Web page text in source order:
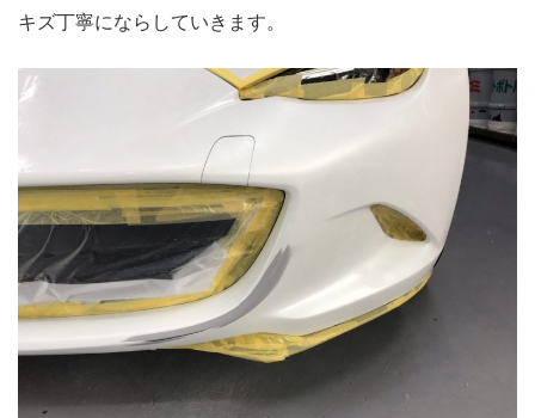
キズ丁寧にならしていきます。